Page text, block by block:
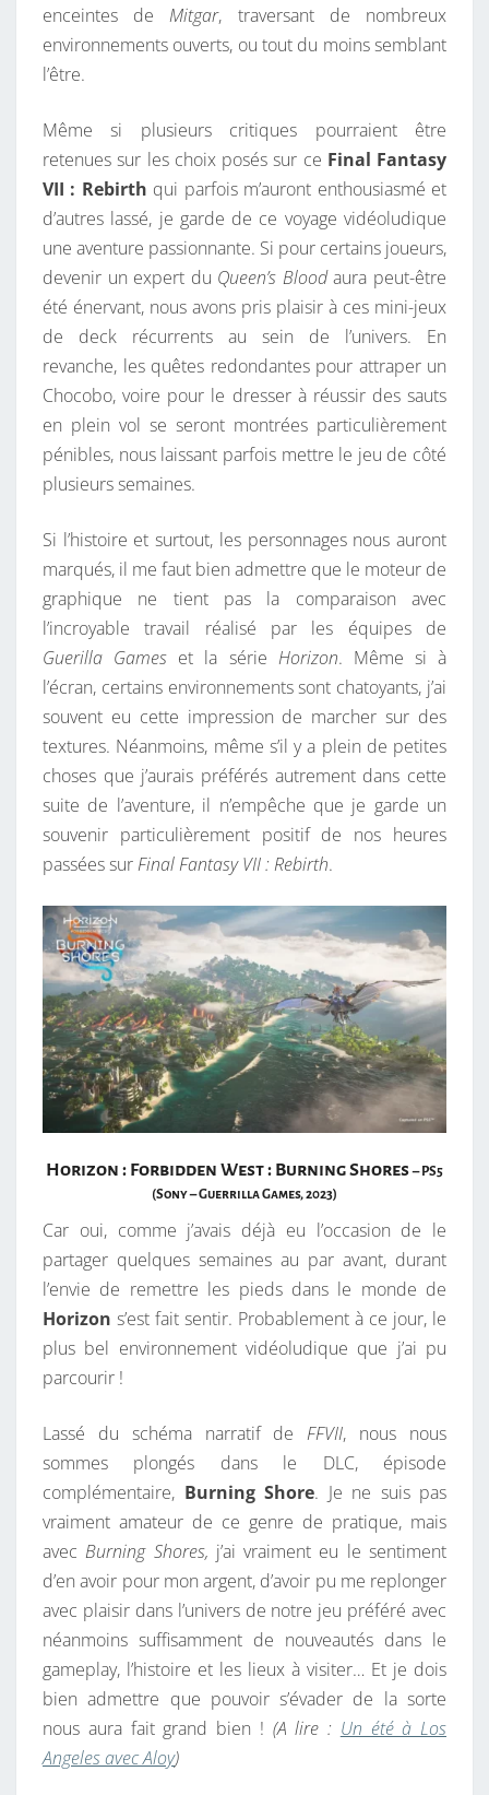
enceintes deMitgar, traversant de nombreux
environnements ouverts, ou tout du moins semblant
l’être.
Même si plusieurs critiques pourraient être
retenues sur les choix posés sur ce Final Fantasy
VII : Rebirth qui parfois m’auront enthousiasmé et
d’autres lassé, je garde de ce voyage vidéoludique
une aventure passionnante. Si pour certains joueurs,
devenir un expert du Queen’s Bloodaura peut-être
été énervant, nous avons pris plaisir à ces mini-jeux
de deck récurrents au sein de l’univers. En
revanche, les quêtes redondantes pour attraper un
Chocobo, voire pour le dresser à réussir des sauts
en plein vol se seront montrées particulièrement
pénibles, nous laissant parfois mettre le jeu de côté
plusieurs semaines.
Si l’histoire et surtout, les personnages nous auront
marqués, il me faut bien admettre que le moteur de
graphique ne tient pas la comparaison avec
l’incroyable travail réalisé par les équipes de
Guerilla Games et la série Horizon. Même si à
l’écran, certains environnements sont chatoyants, j’ai
souvent eu cette impression de marcher sur des
textures. Néanmoins, même s’il y a plein de petites
choses que j’aurais préférés autrement dans cette
suite de l’aventure, il n’empêche que je garde un
souvenir particulièrement positif de nos heures
passées surFinal Fantasy VII : Rebirth.
Horizon : Forbidden West : Burning Shores– PS5
(Sony – Guerrilla Games, 2023)
Car oui, comme j’avais déjà eu l’occasion de le
partager quelques semaines au par avant, durant
l’envie de remettre les pieds dans le monde de
Horizon s’est fait sentir. Probablement à ce jour, le
plus bel environnement vidéoludique que j’ai pu
parcourir !
Lassé du schéma narratif deFFVII, nous nous
sommes plongés dans le DLC, épisode
complémentaire, Burning Shore. Je ne suis pas
vraiment amateur de ce genre de pratique, mais
avecBurning Shores, j’ai vraiment eu le sentiment
d’en avoir pour mon argent, d’avoir pu me replonger
avec plaisir dans l’univers de notre jeu préféré avec
néanmoins suffisamment de nouveautés dans le
gameplay, l’histoire et les lieux à visiter… Et je dois
bien admettre que pouvoir s’évader de la sorte
nous aura fait grand bien ! (A lire : Un été à Los
Angeles avec Aloy)